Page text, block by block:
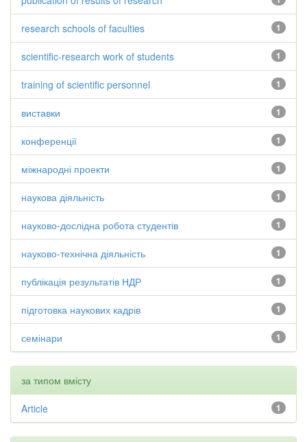
1
research schools of faculties
1
scientific-research work of students
1
training of scientific personnel
1
виставки
1
конференції
1
міжнародні проекти
1
наукова діяльність
1
науково-дослідна робота студентів
1
науково-технічна діяльність
1
публікація результатів НДР
1
підготовка наукових кадрів
1
семінари
за типом вмісту
1
Article